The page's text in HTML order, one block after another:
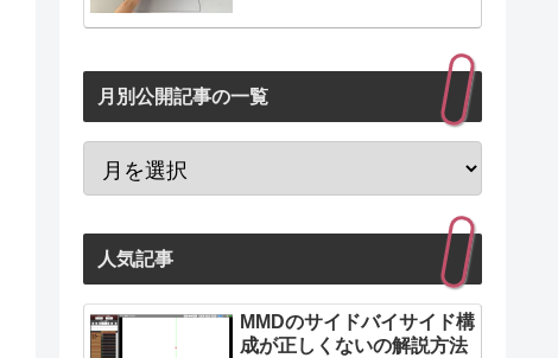
月別公開記事の一覧
人気記事
MMDのサイドバイサイド構
成が正しくないの解説方法